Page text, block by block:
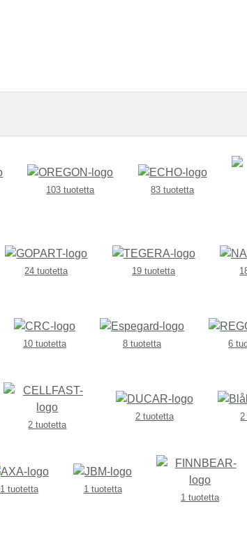
103 tuotetta
83 tuotetta
24 tuotetta 19 tuotetta
10 tuotetta 8 tuotetta 6
2 tuotetta
2 tuotetta
1 tuotetta
1 tuotetta
1 tuotetta